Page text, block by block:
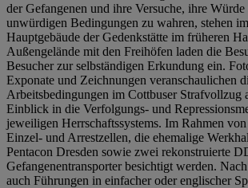
der Gefangenen und ihre Versuche, ihre Würde
unwürdigen Bedingungen zu wahren, stehen
Hauptgebäude der Gedenkstätte im früheren
Außengelände mit den Freihöfen laden die
Besucher zur selbständigen Erkundung ein.
Exponate und Zeichnungen veranschaulichen
Arbeitsbedingungen im Cottbuser Strafvollzug
Einblick in die Verfolgungs- und
jeweiligen Herrschaftssystems. Im Rahmen
Einzel- und Arrestzellen, die ehemalige
Pentacon Dresden sowie zwei rekonstruierte
Gefangenentransporter besichtigt werden.
auch Führungen in einfacher oder englischer